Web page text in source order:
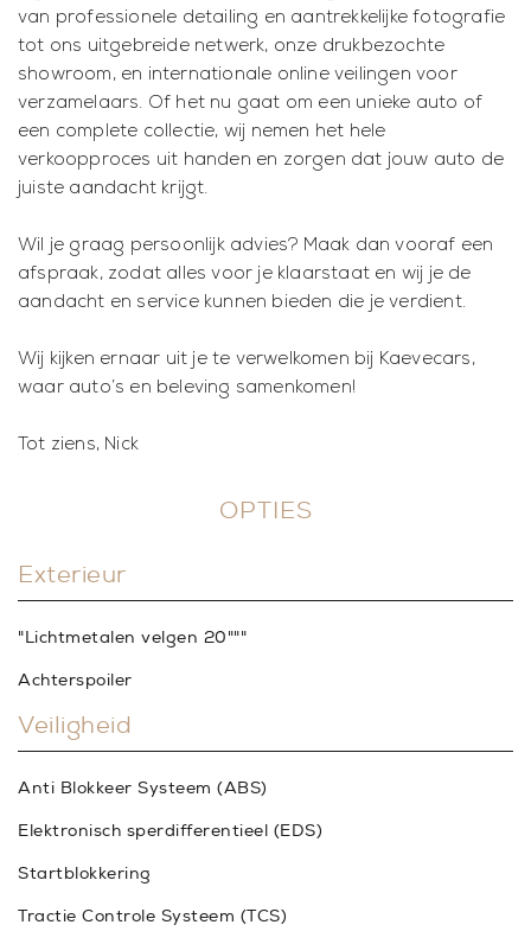
van professionele detailing en aantrekkelijke fotografie
tot ons uitgebreide netwerk, onze drukbezochte
showroom, en internationale online veilingen voor
verzamelaars. Of het nu gaat om een unieke auto of
een complete collectie, wij nemen het hele
verkoopproces uit handen en zorgen dat jouw auto de
juiste aandacht krijgt.
Wil je graag persoonlijk advies? Maak dan vooraf een
afspraak, zodat alles voor je klaarstaat en wij je de
aandacht en service kunnen bieden die je verdient.
Wij kijken ernaar uit je te verwelkomen bij Kaevecars,
waar auto’s en beleving samenkomen!
Tot ziens, Nick
OPTIES
Exterieur
"Lichtmetalen velgen 20"""
Achterspoiler
Veiligheid
Anti Blokkeer Systeem (ABS)
Elektronisch sperdifferentieel (EDS)
Startblokkering
Tractie Controle Systeem (TCS)